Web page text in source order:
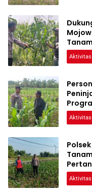
Aktivitas
Aktivitas
Aktivitas